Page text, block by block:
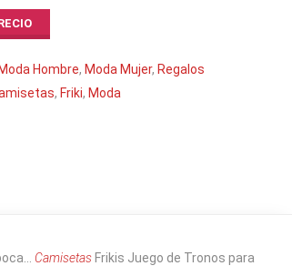
Moda Hombre, Moda Mujer, Regalos
, Friki, Moda
Camisetas Frikis Juego de Tronos para